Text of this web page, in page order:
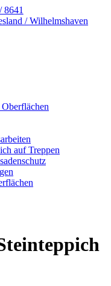
8641
auf Treppen